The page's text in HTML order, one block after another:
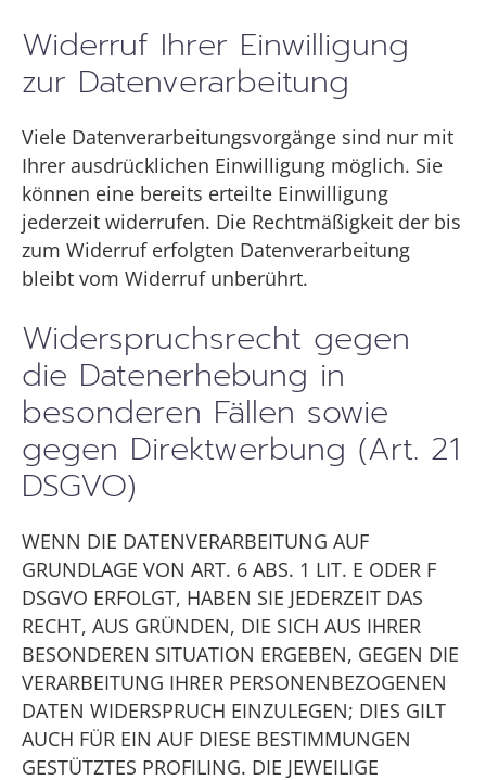
Widerruf Ihrer Einwilligung
zur Datenverarbeitung
Viele Datenverarbeitungsvorgänge sind nur mit
Ihrer ausdrücklichen Einwilligung möglich. Sie
können eine bereits erteilte Einwilligung
jederzeit widerrufen. Die Rechtmäßigkeit der bis
zum Widerruf erfolgten Datenverarbeitung
bleibt vom Widerruf unberührt.
Widerspruchsrecht gegen
die Datenerhebung in
besonderen Fällen sowie
gegen Direktwerbung (Art. 21
DSGVO)
WENN DIE DATENVERARBEITUNG AUF
GRUNDLAGE VON ART. 6 ABS. 1 LIT. E ODER F
DSGVO ERFOLGT, HABEN SIE JEDERZEIT DAS
RECHT, AUS GRÜNDEN, DIE SICH AUS IHRER
BESONDEREN SITUATION ERGEBEN, GEGEN DIE
VERARBEITUNG IHRER PERSONENBEZOGENEN
DATEN WIDERSPRUCH EINZULEGEN; DIES GILT
AUCH FÜR EIN AUF DIESE BESTIMMUNGEN
GESTÜTZTES PROFILING. DIE JEWEILIGE